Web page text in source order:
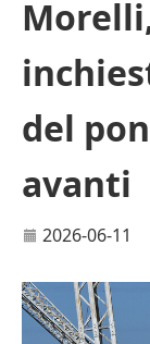
del
avanti
2026-06-11